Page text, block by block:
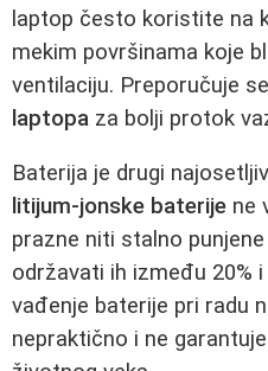
laptop često koristite na
mekim površinama koje
ventilaciju. Preporučuje se
laptopa za bolji protok
Baterija je drugi
litijum-jonske baterije ne
prazne niti stalno
održavati ih između 20%
vađenje baterije pri radu
nepraktično i ne